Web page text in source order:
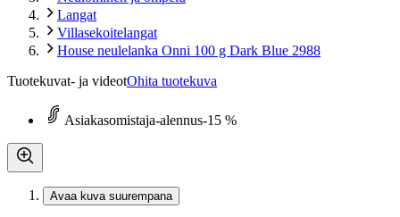
Langat
Villasekoitelangat
House neulelanka Onni 100 g Dark Blue 2988
Tuotekuvat- ja videotOhita tuotekuva
Asiakasomistaja-alennus-15 %
Avaa kuva suurempana